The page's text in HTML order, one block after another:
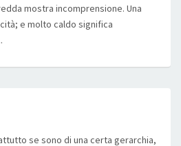
mostra incomprensione. Una
e molto caldo significa
se sono di una certa gerarchia,